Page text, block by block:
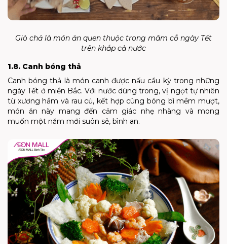
Giò chả là món ăn quen thuộc trong mâm cỗ ngày Tết
trên khắp cả nước
1.8. Canh bóng thả
Canh bóng thả là món canh được nấu cầu kỳ trong những
ngày Tết ở miền Bắc. Với nước dùng trong, vị ngọt tự nhiên
từ xương hầm và rau củ, kết hợp cùng bóng bì mềm mượt,
món ăn này mang đến cảm giác nhẹ nhàng và mong
muốn một năm mới suôn sẻ, bình an.